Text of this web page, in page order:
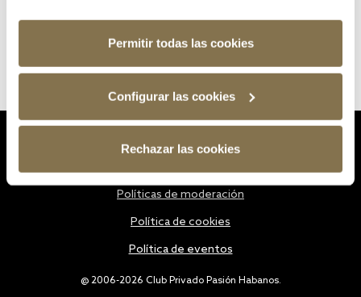
Permitir todas las cookies
Configurar las cookies
Rechazar las cookies
@ 2006-2026 Club Privado Pasión Habanos.
Políticas de moderación
Política de cookies
Política de eventos